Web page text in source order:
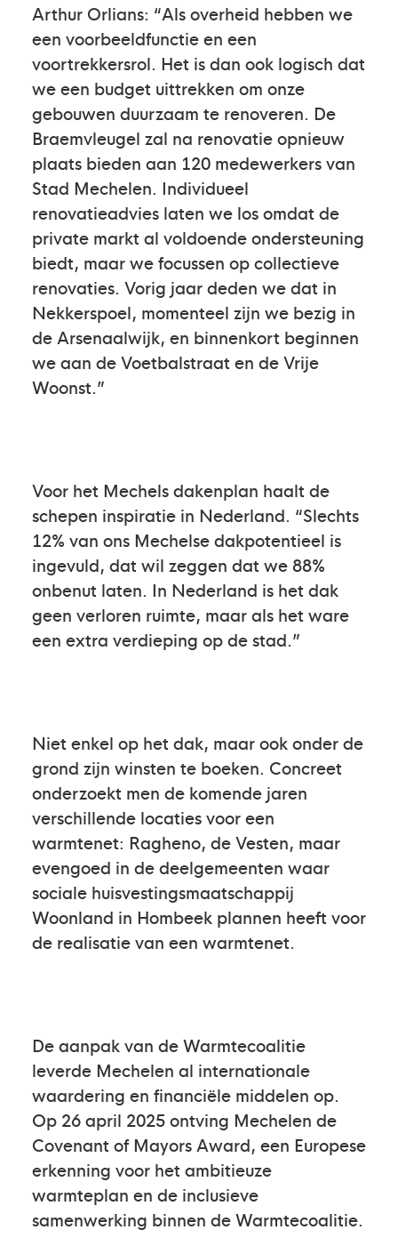
Arthur Orlians: “Als overheid hebben we
een voorbeeldfunctie en een
voortrekkersrol. Het is dan ook logisch dat
we een budget uittrekken om onze
gebouwen duurzaam te renoveren. De
Braemvleugel zal na renovatie opnieuw
plaats bieden aan 120 medewerkers van
Stad Mechelen. Individueel
renovatieadvies laten we los omdat de
private markt al voldoende ondersteuning
biedt, maar we focussen op collectieve
renovaties. Vorig jaar deden we dat in
Nekkerspoel, momenteel zijn we bezig in
de Arsenaalwijk, en binnenkort beginnen
we aan de Voetbalstraat en de Vrije
Woonst.”
Voor het Mechels dakenplan haalt de
schepen inspiratie in Nederland. “Slechts
12% van ons Mechelse dakpotentieel is
ingevuld, dat wil zeggen dat we 88%
onbenut laten. In Nederland is het dak
geen verloren ruimte, maar als het ware
een extra verdieping op de stad.”
Niet enkel op het dak, maar ook onder de
grond zijn winsten te boeken. Concreet
onderzoekt men de komende jaren
verschillende locaties voor een
warmtenet: Ragheno, de Vesten, maar
evengoed in de deelgemeenten waar
sociale huisvestingsmaatschappij
Woonland in Hombeek plannen heeft voor
de realisatie van een warmtenet.
De aanpak van de Warmtecoalitie
leverde Mechelen al internationale
waardering en financiële middelen op.
Op 26 april 2025 ontving Mechelen de
Covenant of Mayors Award, een Europese
erkenning voor het ambitieuze
warmteplan en de inclusieve
samenwerking binnen de Warmtecoalitie.